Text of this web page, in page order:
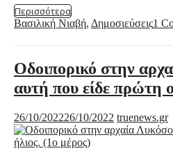
Περισσότερα
Βασιλική Νιαβή, Δημοσιεύσεις1
Οδοιπορικό στην
αυτή που είδε πρώτη
26/10/202226/10/2022 truenews.gr